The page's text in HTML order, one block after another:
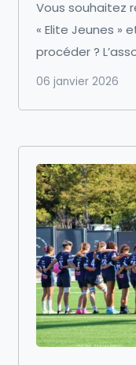
Vous souhaitez
« Elite Jeunes »
procéder ?
06 janvier 2026